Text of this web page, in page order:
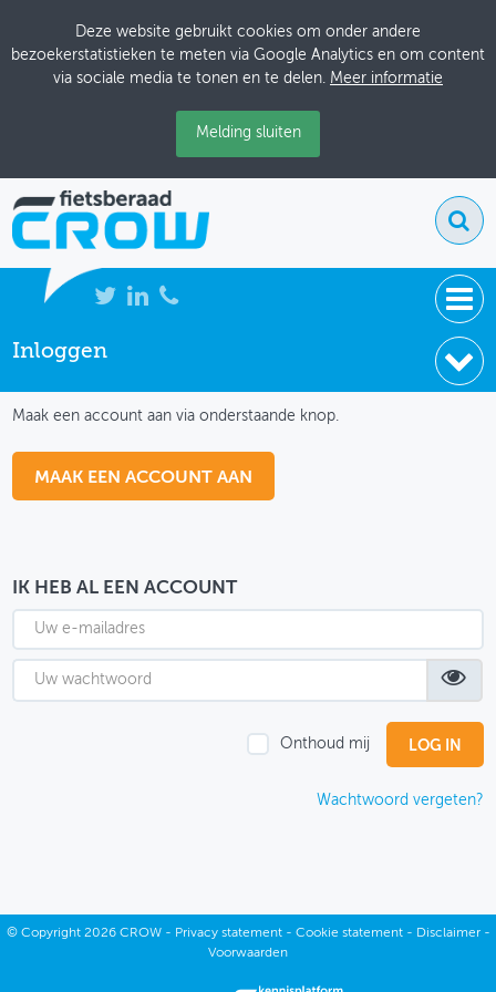
Deze website gebruikt cookies om onder andere
bezoekerstatistieken te meten via Google Analytics en om content
via sociale media te tonen en te delen. Meer informatie
Melding sluiten
NIEUWS
THEMASITES
MIJN PROFIEL
GEBRUIKER
Inloggen
Maak een account aan via onderstaande knop.
MAAK EEN ACCOUNT AAN
IK HEB AL EEN ACCOUNT
Onthoud mij
Wachtwoord vergeten?
© Copyright2026 CROW - Privacy statement- Cookie statement- Disclaimer-
Voorwaarden